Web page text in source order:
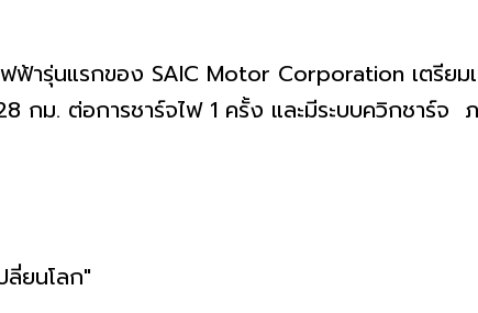
แรกของ SAIC Motor Corporation เตรียมเ
กม. ต่อการชาร์จไฟ 1 ครั้ง และมีระบบควิกชาร์จ